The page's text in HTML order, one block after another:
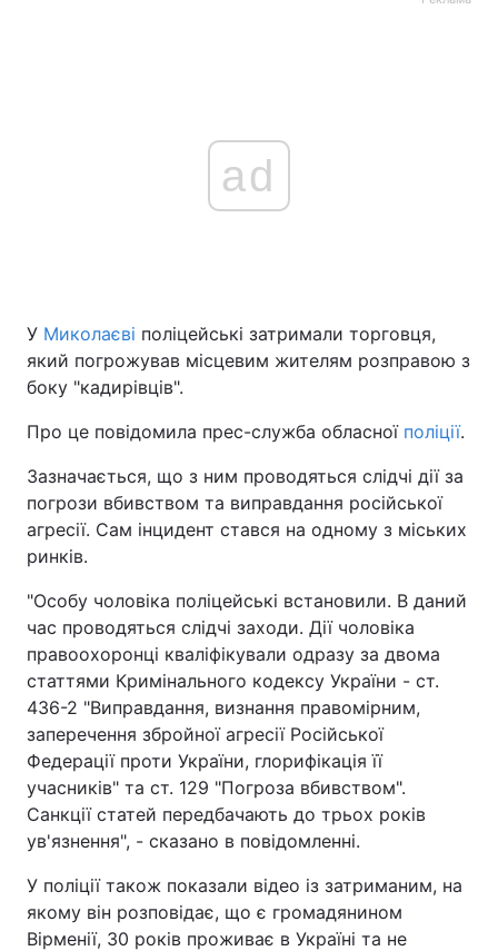
ad
У Миколаєві поліцейські затримали торговця,
який погрожував місцевим жителям розправою з
боку "кадирівців".
Про це повідомила прес-служба обласної поліції.
Зазначається, що з ним проводяться слідчі дії за
погрози вбивством та виправдання російської
агресії. Сам інцидент стався на одному з міських
ринків.
"Особу чоловіка поліцейські встановили. В даний
час проводяться слідчі заходи. Дії чоловіка
правоохоронці кваліфікували одразу за двома
статтями Кримінального кодексу України - ст.
436-2 "Виправдання, визнання правомірним,
заперечення збройної агресії Російської
Федерації проти України, глорифікація її
учасників" та ст. 129 "Погроза вбивством".
Санкції статей передбачають до трьох років
ув'язнення", - сказано в повідомленні.
У поліції також показали відео із затриманим, на
якому він розповідає, що є громадянином
Вірменії, 30 років проживає в Україні та не